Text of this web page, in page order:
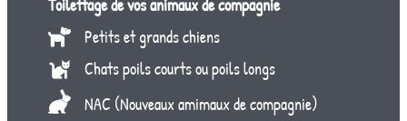
Toilettage de vos animaux de compagnie
Petits et grands chiens
Chats poils courts ou poils longs
NAC (Nouveaux amimaux de compagnie)